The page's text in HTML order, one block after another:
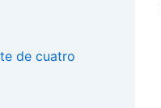
de cuatro